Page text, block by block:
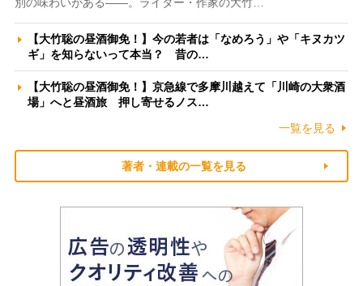
別の味わいがある――。ライター・作家の大竹…
【大竹聡の昼酒御免！】今の若者は「なめろう」や「キヌカツ
ギ」を知らないって本当？ 昔の…
【大竹聡の昼酒御免！】京急線で多摩川越えて「川崎の大衆酒
場」へと昼酒旅 押し寄せるノス…
一覧を見る
著者・連載の一覧を見る